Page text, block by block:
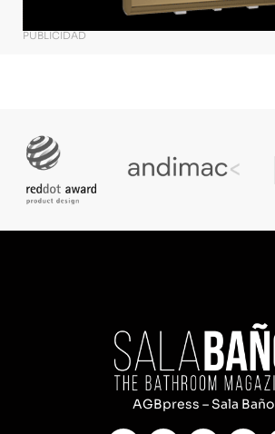
PUBLICIDAD
AGBpress – Sala Baño